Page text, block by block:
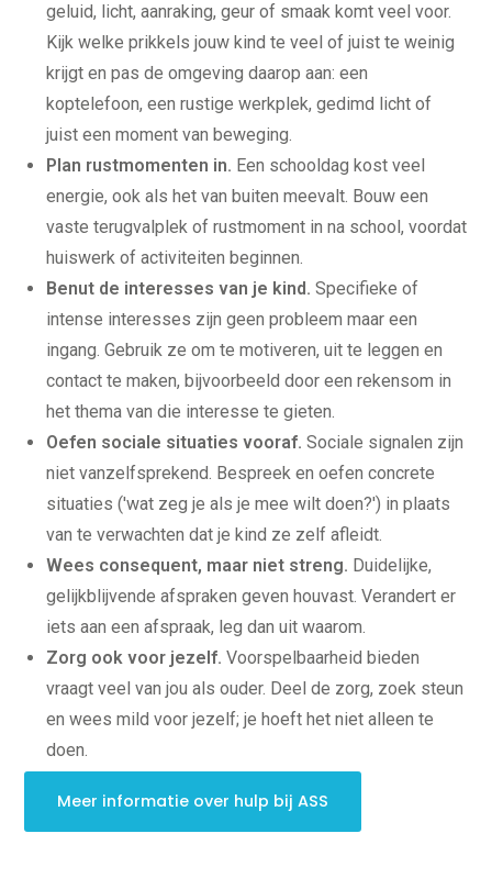
Thuis oefenen
Basisschool
Rekenen
Spelling
Technisch lezen
Begrijpend lezen
Dyslexie
Dyscalculie
Toetstraining
Middelbare school
Aardrijkskunde
Bedrijfseconomie
Biologie
Duits
Economie
Engels
Frans
Geschiedenis
Grieks
Maatschappijleer
Natuurkunde
Nederlands
Scheikunde
geluid, licht, aanraking, geur of smaak komt veel voor.
Kijk welke prikkels jouw kind te veel of juist te weinig
krijgt en pas de omgeving daarop aan: een
koptelefoon, een rustige werkplek, gedimd licht of
juist een moment van beweging.
Plan rustmomenten in. Een schooldag kost veel
energie, ook als het van buiten meevalt. Bouw een
vaste terugvalplek of rustmoment in na school, voordat
huiswerk of activiteiten beginnen.
Benut de interesses van je kind. Specifieke of
intense interesses zijn geen probleem maar een
ingang. Gebruik ze om te motiveren, uit te leggen en
contact te maken, bijvoorbeeld door een rekensom in
het thema van die interesse te gieten.
Oefen sociale situaties vooraf. Sociale signalen zijn
niet vanzelfsprekend. Bespreek en oefen concrete
situaties ('wat zeg je als je mee wilt doen?') in plaats
van te verwachten dat je kind ze zelf afleidt.
Wees consequent, maar niet streng. Duidelijke,
gelijkblijvende afspraken geven houvast. Verandert er
iets aan een afspraak, leg dan uit waarom.
Zorg ook voor jezelf. Voorspelbaarheid bieden
vraagt veel van jou als ouder. Deel de zorg, zoek steun
en wees mild voor jezelf; je hoeft het niet alleen te
doen.
Meer informatie over hulp bij ASS